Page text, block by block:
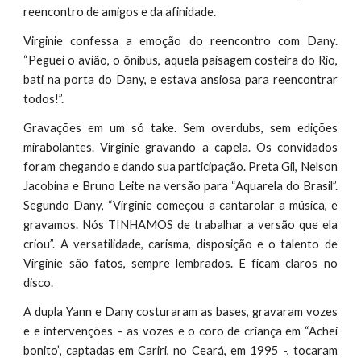
reencontro de amigos e da afinidade.
Virginie confessa a emoção do reencontro com Dany.
“Peguei o avião, o ônibus, aquela paisagem costeira do Rio,
bati na porta do Dany, e estava ansiosa para reencontrar
todos!”.
Gravações em um só take. Sem overdubs, sem edições
mirabolantes. Virginie gravando a capela. Os convidados
foram chegando e dando sua participação. Preta Gil, Nelson
Jacobina e Bruno Leite na versão para “Aquarela do Brasil”.
Segundo Dany, “Virginie começou a cantarolar a música, e
gravamos. Nós TINHAMOS de trabalhar a versão que ela
criou”. A versatilidade, carisma, disposição e o talento de
Virginie são fatos, sempre lembrados. E ficam claros no
disco.
A dupla Yann e Dany costuraram as bases, gravaram vozes
e e intervenções – as vozes e o coro de criança em “Achei
bonito”, captadas em Cariri, no Ceará, em 1995 -, tocaram